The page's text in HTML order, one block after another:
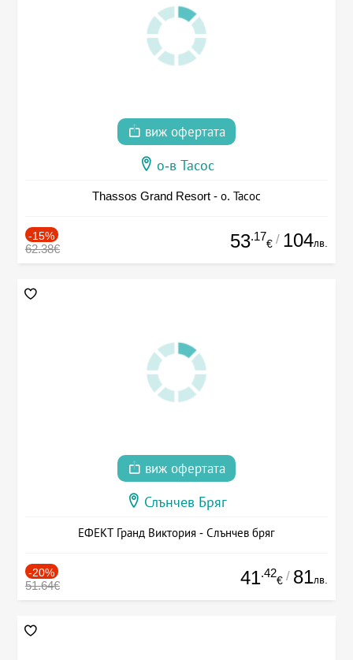
виж офертата
о-в Тасос
Thassos Grand Resort - о. Тасос
-15%
62.38€ 53.17
€ / 104лв.
виж офертата
Слънчев Бряг
ЕФЕКТ Гранд Виктория - Слънчев бряг
-20%
51.64€ 41.42
€ / 81лв.